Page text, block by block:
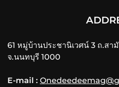
61 หมู่บ้านประชานิเวศน์ 3 ถ.สา
จ.นนทบุรี 1000
E-mail :